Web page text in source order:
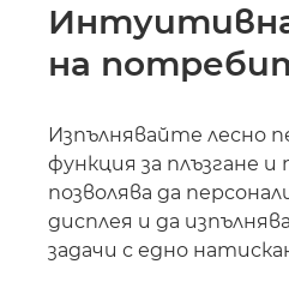
на
Изпълнявайте лесно
функция за плъзгане и
позволява да
дисплея и да
задачи с едно